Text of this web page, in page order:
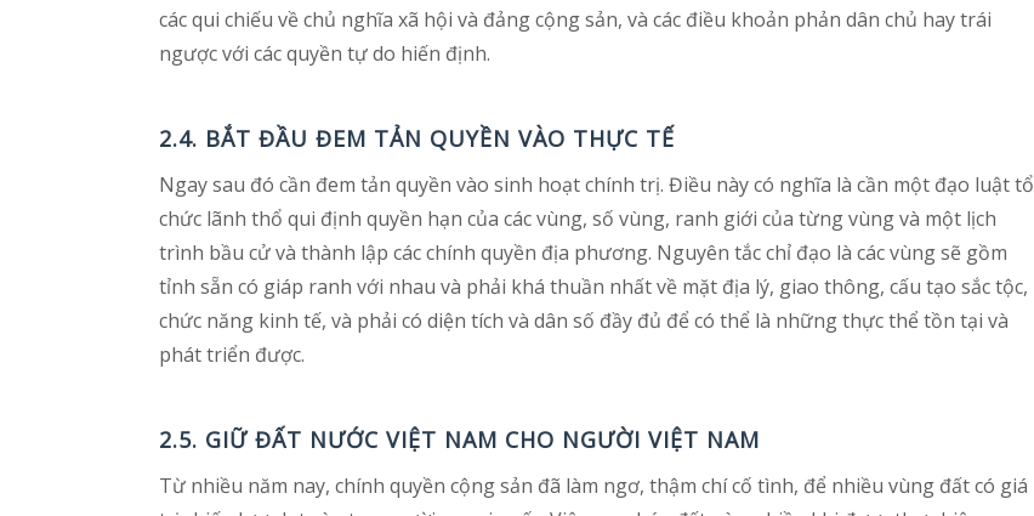
các qui chiếu về chủ nghĩa xã hội và đảng cộng sản, và các điều khoản phản dân chủ hay trái
ngược với các quyền tự do hiến định.
2.4. BẮT ĐẦU ĐEM TẢN QUYỀN VÀO THỰC TẾ
Ngay sau đó cần đem tản quyền vào sinh hoạt chính trị. Điều này có nghĩa là cần một đạo luật tổ
chức lãnh thổ qui định quyền hạn của các vùng, số vùng, ranh giới của từng vùng và một lịch
trình bầu cử và thành lập các chính quyền địa phương. Nguyên tắc chỉ đạo là các vùng sẽ gồm
tỉnh sẵn có giáp ranh với nhau và phải khá thuần nhất về mặt địa lý, giao thông, cấu tạo sắc tộc,
chức năng kinh tế, và phải có diện tích và dân số đầy đủ để có thể là những thực thể tồn tại và
phát triển được.
2.5. GIỮ ĐẤT NƯỚC VIỆT NAM CHO NGƯỜI VIỆT NAM
Từ nhiều năm nay, chính quyền cộng sản đã làm ngơ, thậm chí cố tình, để nhiều vùng đất có giá